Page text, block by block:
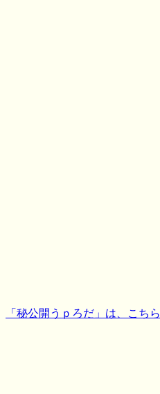
「秘公開うｐろだ」は、こちら